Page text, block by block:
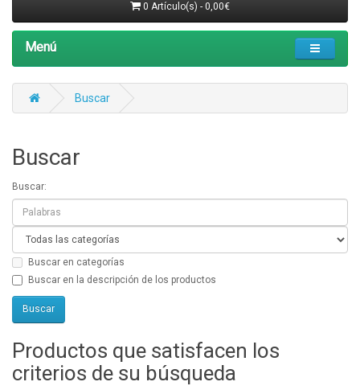
0 Artículo(s) - 0,00€
Menú
Buscar
Buscar
Buscar:
Buscar en categorías
Buscar en la descripción de los productos
Productos que satisfacen los
criterios de su búsqueda